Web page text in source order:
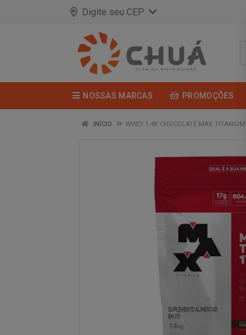
Digite seu CEP
NOSSAS MARCAS PROMOÇÕES
INÍCIO WHEY 1,4K CHOCOLATE MAX TITANIUM